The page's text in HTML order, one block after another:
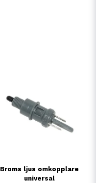
Broms ljus omkopplare
universal